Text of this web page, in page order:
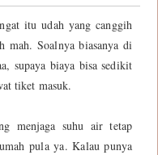
itu udah yang canggih
mah. Soalnya biasanya di
supaya biaya bisa sedikit
tiket masuk.
menjaga suhu air tetap
pula ya. Kalau punya